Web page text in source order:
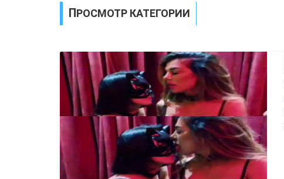
ПРОСМОТР КАТЕГОРИИ